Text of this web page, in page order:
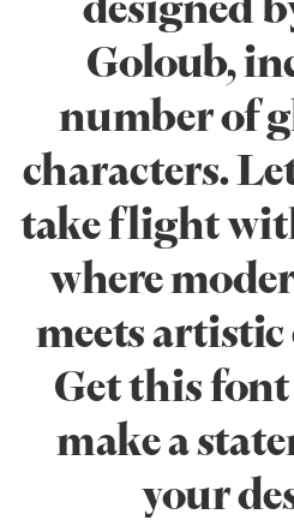
Goloub,
number of
characters.
take flight
where
meets
Get this
make a
your